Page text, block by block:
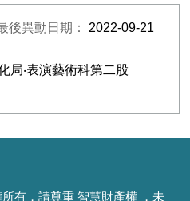
後異動日期： 2022-09-21
局‧表演藝術科第二股
有，請尊重 智慧財產權 ，未